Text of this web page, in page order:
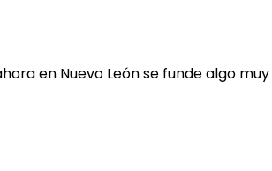
en Nuevo León se funde algo muy